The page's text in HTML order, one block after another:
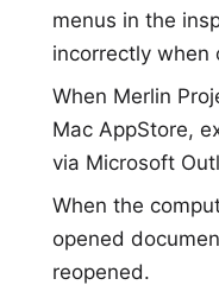
menus in the
incorrectly when
When Merlin
Mac AppStore,
via Microsoft
When the
opened
reopened.